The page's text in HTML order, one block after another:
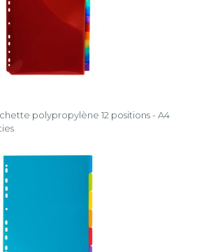
polypropylène 12 positions - A4